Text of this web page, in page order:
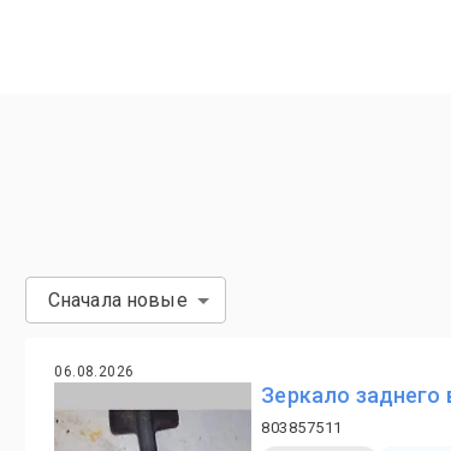
Сначала новые
06.08.2026
Зеркало
803857511